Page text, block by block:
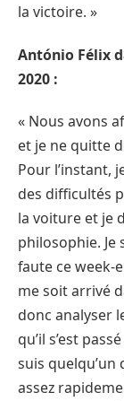
la victoire. »
António Félix
2020 :
« Nous avons
et je ne quitte
Pour l’instant,
des difficultés
la voiture et je
philosophie.
faute ce week-
me soit arrivé
donc analyser
qu’il s’est
suis
assez